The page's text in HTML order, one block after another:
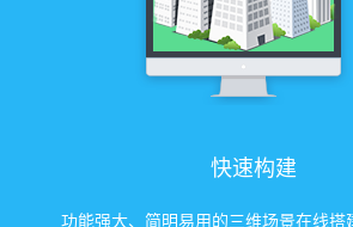
快速构建
功能强大、简明易用的三维场景在线搭